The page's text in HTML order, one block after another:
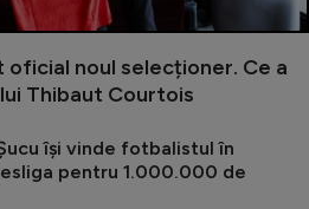
oficial noul selecționer. Ce a
Thibaut Courtois
își vinde fotbalistul în
pentru 1.000.000 de